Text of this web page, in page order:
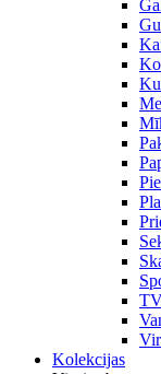
Kolekcijas